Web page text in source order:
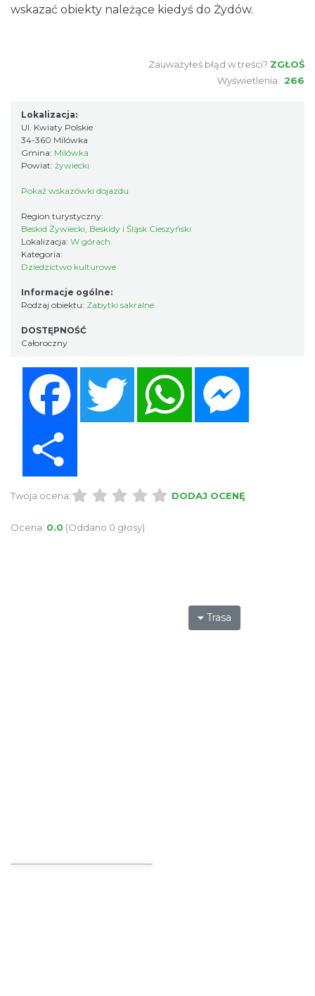
wskazać obiekty należące kiedyś do Żydów.
Zauważyłeś błąd w treści? ZGŁOŚ
Wyświetlenia: 266
Lokalizacja:
Ul. Kwiaty Polskie
34-360 Milówka
Gmina: Milówka
Powiat: żywiecki
Pokaż wskazówki dojazdu
Region turystyczny:
Beskid Żywiecki, Beskidy i Śląsk Cieszyński
Lokalizacja: W górach
Kategoria:
Dziedzictwo kulturowe
Informacje ogólne:
Rodzaj obiektu: Zabytki sakralne
DOSTĘPNOŚĆ
Całoroczny
Twitter WhatsApp
Twoja ocena: DODAJ OCENĘ
Ocena: 0.0 (Oddano 0 głosy)
Trasa